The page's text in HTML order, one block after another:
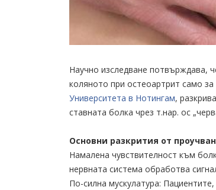
Научно изследване потвърждава,
коляното при остеоартрит само
Университета в Нотингам,
ставната болка чрез т.нар. ос
Основни разкрития от
Намалена чувствителност към
нервната система обработва
По-силна мускулатура: